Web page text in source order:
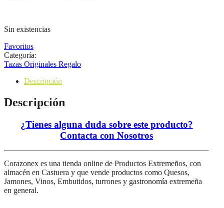
Sin existencias
Favoritos
Categoría:
Tazas Originales Regalo
Descripción
Descripción
¿Tienes alguna duda sobre este producto?
Contacta con Nosotros
Corazonex es una tienda online de Productos Extremeños, con
almacén en Castuera y que vende productos como Quesos,
Jamones, Vinos, Embutidos, turrones y gastronomía extremeña
en general.